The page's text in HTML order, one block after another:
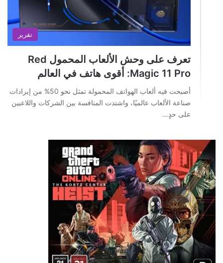
تقرير
تعرف على وحش الألعاب المحمول Red
Magic 11 Pro: أقوى هاتف في العالم
أصبحت فيه ألعاب الهواتف المحمولة تمثل نحو 50% من إيرادات
صناعة الألعاب عالميًا، واشتدت المنافسة بين الشركات واللاعبين
على حدٍ…